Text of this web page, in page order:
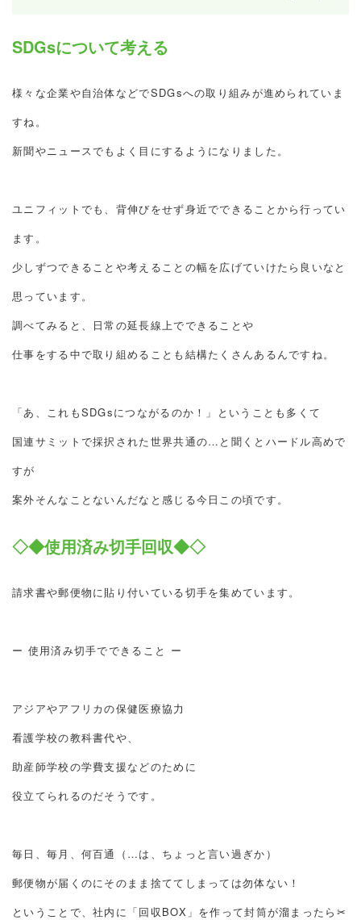
◇◆使用済み切手回収◆◇
◇◆ペットボトルキャップ回収◆◇
SDGsについて考える
様々な企業や自治体などでSDGsへの取り組みが進められていま
すね。
新聞やニュースでもよく目にするようになりました。
ユニフィットでも、背伸びをせず身近でできることから行ってい
ます。
少しずつできることや考えることの幅を広げていけたら良いなと
思っています。
調べてみると、日常の延長線上でできることや
仕事をする中で取り組めることも結構たくさんあるんですね。
「あ、これもSDGsにつながるのか！」ということも多くて
国連サミットで採択された世界共通の…と聞くとハードル高めで
すが
案外そんなことないんだなと感じる今日この頃です。
◇◆使用済み切手回収◆◇
請求書や郵便物に貼り付いている切手を集めています。
ー 使用済み切手でできること ー
アジアやアフリカの保健医療協力
看護学校の教科書代や、
助産師学校の学費支援などのために
役立てられるのだそうです。
毎日、毎月、何百通（…は、ちょっと言い過ぎか）
郵便物が届くのにそのまま捨ててしまっては勿体ない！
ということで、社内に「回収BOX」を作って封筒が溜まったら✂